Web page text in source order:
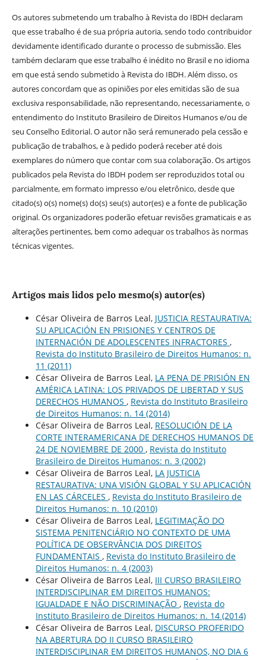
Os autores submetendo um trabalho à Revista do IBDH declaram
que esse trabalho é de sua própria autoria, sendo todo contribuidor
devidamente identificado durante o processo de submissão. Eles
também declaram que esse trabalho é inédito no Brasil e no idioma
em que está sendo submetido à Revista do IBDH. Além disso, os
autores concordam que as opiniões por eles emitidas são de sua
exclusiva responsabilidade, não representando, necessariamente, o
entendimento do Instituto Brasileiro de Direitos Humanos e/ou de
seu Conselho Editorial. O autor não será remunerado pela cessão e
publicação de trabalhos, e à pedido poderá receber até dois
exemplares do número que contar com sua colaboração. Os artigos
publicados pela Revista do IBDH podem ser reproduzidos total ou
parcialmente, em formato impresso e/ou eletrônico, desde que
citado(s) o(s) nome(s) do(s) seu(s) autor(es) e a fonte de publicação
original. Os organizadores poderão efetuar revisões gramaticais e as
alterações pertinentes, bem como adequar os trabalhos às normas
técnicas vigentes.
Artigos mais lidos pelo mesmo(s) autor(es)
César Oliveira de Barros Leal, JUSTICIA RESTAURATIVA:
SU APLICACIÓN EN PRISIONES Y CENTROS DE
INTERNACIÓN DE ADOLESCENTES INFRACTORES ,
Revista do Instituto Brasileiro de Direitos Humanos: n.
11 (2011)
César Oliveira de Barros Leal, LA PENA DE PRISIÓN EN
AMÉRICA LATINA: LOS PRIVADOS DE LIBERTAD Y SUS
DERECHOS HUMANOS , Revista do Instituto Brasileiro
de Direitos Humanos: n. 14 (2014)
César Oliveira de Barros Leal, RESOLUCIÓN DE LA
CORTE INTERAMERICANA DE DERECHOS HUMANOS DE
24 DE NOVIEMBRE DE 2000 , Revista do Instituto
Brasileiro de Direitos Humanos: n. 3 (2002)
César Oliveira de Barros Leal, LA JUSTICIA
RESTAURATIVA: UNA VISIÓN GLOBAL Y SU APLICACIÓN
EN LAS CÁRCELES , Revista do Instituto Brasileiro de
Direitos Humanos: n. 10 (2010)
César Oliveira de Barros Leal, LEGITIMAÇÃO DO
SISTEMA PENITENCIÁRIO NO CONTEXTO DE UMA
POLÍTICA DE OBSERVÂNCIA DOS DIREITOS
FUNDAMENTAIS , Revista do Instituto Brasileiro de
Direitos Humanos: n. 4 (2003)
César Oliveira de Barros Leal, III CURSO BRASILEIRO
INTERDISCIPLINAR EM DIREITOS HUMANOS:
IGUALDADE E NÃO DISCRIMINAÇÃO , Revista do
Instituto Brasileiro de Direitos Humanos: n. 14 (2014)
César Oliveira de Barros Leal, DISCURSO PROFERIDO
NA ABERTURA DO II CURSO BRASILEIRO
INTERDISCIPLINAR EM DIREITOS HUMANOS, NO DIA 6